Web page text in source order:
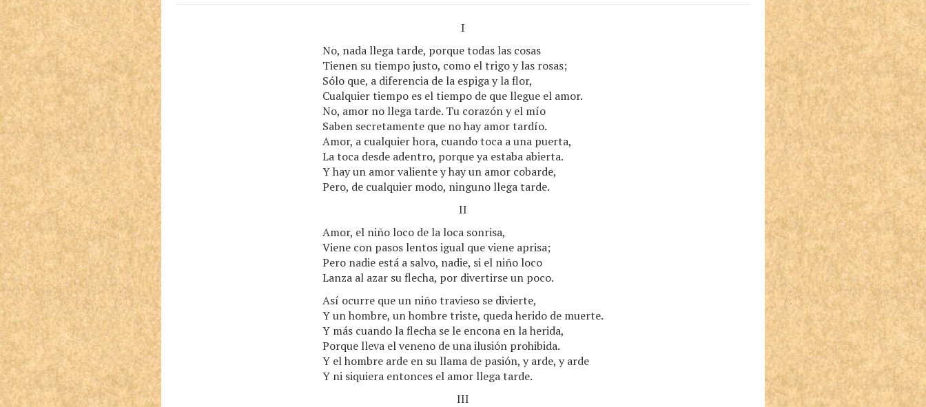
I
No, nada llega tarde, porque todas las cosas
Tienen su tiempo justo, como el trigo y las rosas;
Sólo que, a diferencia de la espiga y la flor,
Cualquier tiempo es el tiempo de que llegue el amor.
No, amor no llega tarde. Tu corazón y el mío
Saben secretamente que no hay amor tardío.
Amor, a cualquier hora, cuando toca a una puerta,
La toca desde adentro, porque ya estaba abierta.
Y hay un amor valiente y hay un amor cobarde,
Pero, de cualquier modo, ninguno llega tarde.
II
Amor, el niño loco de la loca sonrisa,
Viene con pasos lentos igual que viene aprisa;
Pero nadie está a salvo, nadie, si el niño loco
Lanza al azar su flecha, por divertirse un poco.
Así ocurre que un niño travieso se divierte,
Y un hombre, un hombre triste, queda herido de muerte.
Y más cuando la flecha se le encona en la herida,
Porque lleva el veneno de una ilusión prohibida.
Y el hombre arde en su llama de pasión, y arde, y arde
Y ni siquiera entonces el amor llega tarde.
III